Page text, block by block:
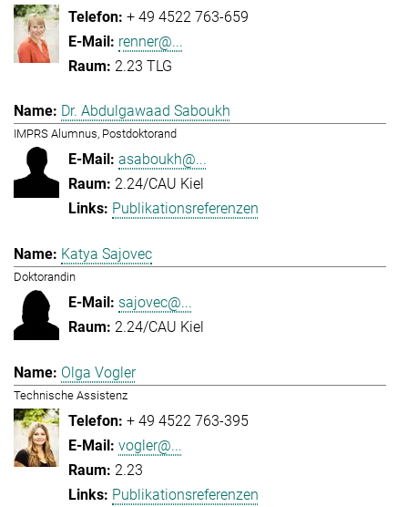
+ 49 4522 763-659
renner@...
2.23 TLG
Dr. Abdulgawaad Saboukh
IMPRS Alumnus, Postdoktorand
asaboukh@...
2.24/CAU Kiel
Publikationsreferenzen
Katya Sajovec
Doktorandin
sajovec@...
2.24/CAU Kiel
Olga Vogler
Technische Assistenz
+ 49 4522 763-395
vogler@...
2.23
Publikationsreferenzen